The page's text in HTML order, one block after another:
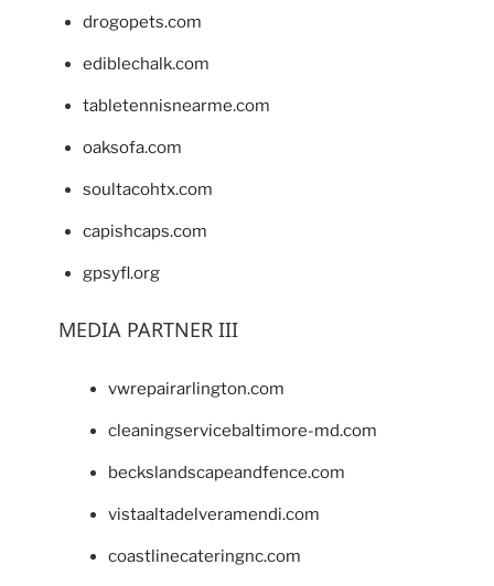
drogopets.com
ediblechalk.com
tabletennisnearme.com
oaksofa.com
soultacohtx.com
capishcaps.com
gpsyfl.org
MEDIA PARTNER III
vwrepairarlington.com
cleaningservicebaltimore-md.com
beckslandscapeandfence.com
vistaaltadelveramendi.com
coastlinecateringnc.com